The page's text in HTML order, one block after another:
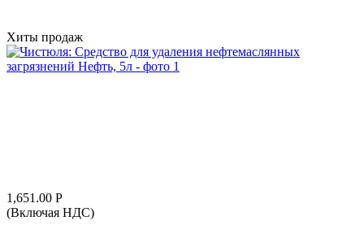
Хиты продаж
1,651.00 Р
(Включая НДС)